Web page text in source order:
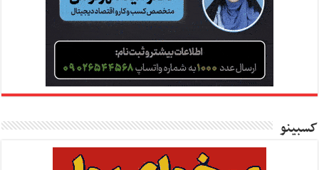
کسبینو